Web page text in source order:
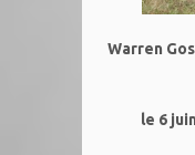
Warren
le 6